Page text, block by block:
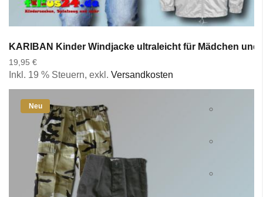
KARIBAN Kinder Windjacke ultraleicht für Mädchen
19,95 €
Inkl. 19 % Steuern, exkl. Versandkosten
Neu